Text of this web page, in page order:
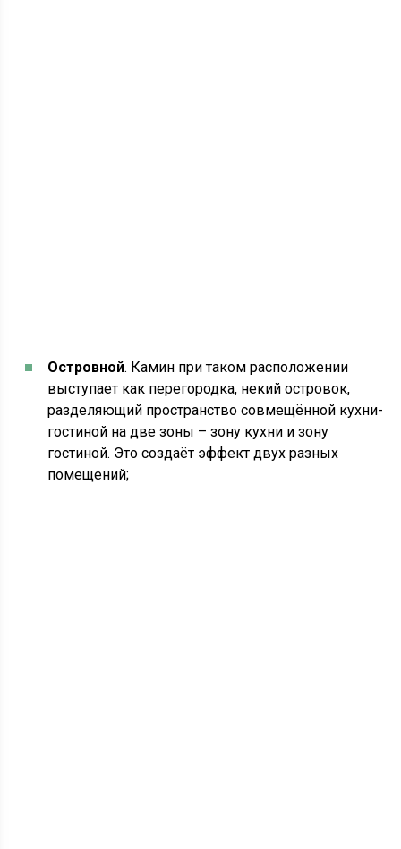
Островной. Камин при таком расположении
выступает как перегородка, некий островок,
разделяющий пространство совмещённой кухни-
гостиной на две зоны – зону кухни и зону
гостиной. Это создаёт эффект двух разных
помещений;